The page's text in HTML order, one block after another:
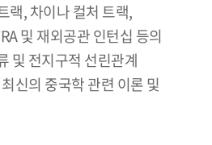
랙, 차이나 컬처 트랙,
및 재외공관 인턴십 등의
및 전지구적 선린관계
신의 중국학 관련 이론 및